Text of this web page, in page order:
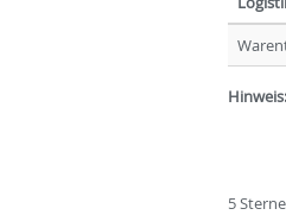
5 Sterne